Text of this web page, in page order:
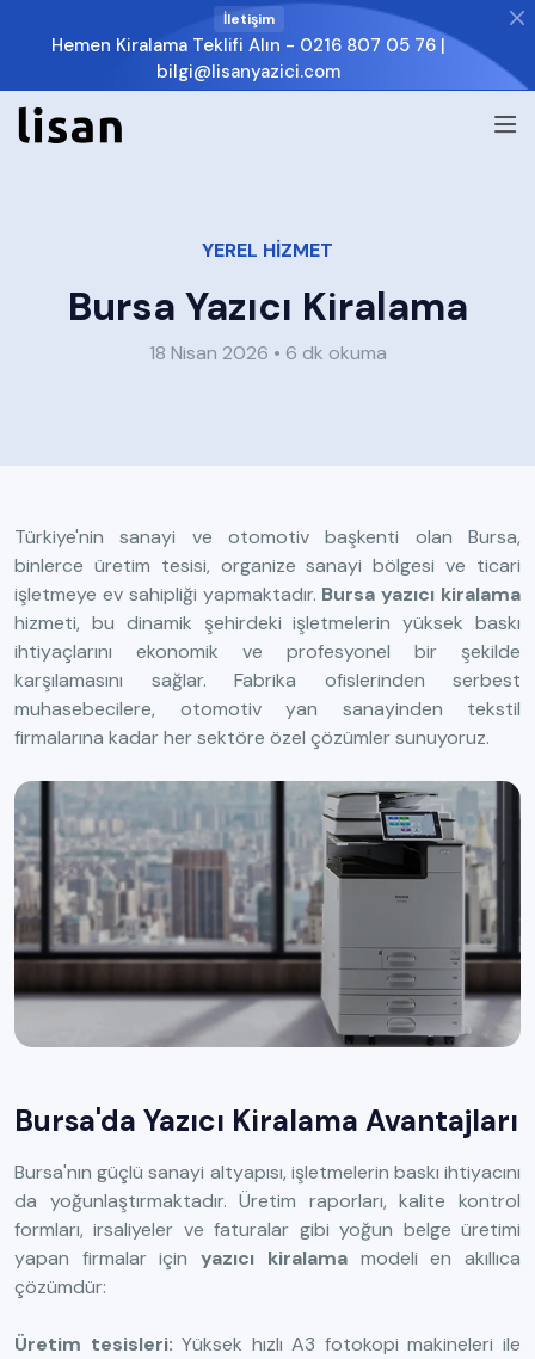
İletişim
Hemen Kiralama Teklifi Alın - 0216 807 05 76 |
bilgi@lisanyazici.com
YEREL HİZMET
Bursa Yazıcı Kiralama
18 Nisan 2026 • 6 dk okuma
Türkiye'nin sanayi ve otomotiv başkenti olan Bursa,
binlerce üretim tesisi, organize sanayi bölgesi ve ticari
işletmeye ev sahipliği yapmaktadır. Bursa yazıcı kiralama
hizmeti, bu dinamik şehirdeki işletmelerin yüksek baskı
ihtiyaçlarını ekonomik ve profesyonel bir şekilde
karşılamasını sağlar. Fabrika ofislerinden serbest
muhasebecilere, otomotiv yan sanayinden tekstil
firmalarına kadar her sektöre özel çözümler sunuyoruz.
Bursa'da Yazıcı Kiralama Avantajları
Bursa'nın güçlü sanayi altyapısı, işletmelerin baskı ihtiyacını
da yoğunlaştırmaktadır. Üretim raporları, kalite kontrol
formları, irsaliyeler ve faturalar gibi yoğun belge üretimi
yapan firmalar içinyazıcı kiralamamodeli en akıllıca
çözümdür:
Üretim tesisleri: Yüksek hızlı A3 fotokopi makineleri ile